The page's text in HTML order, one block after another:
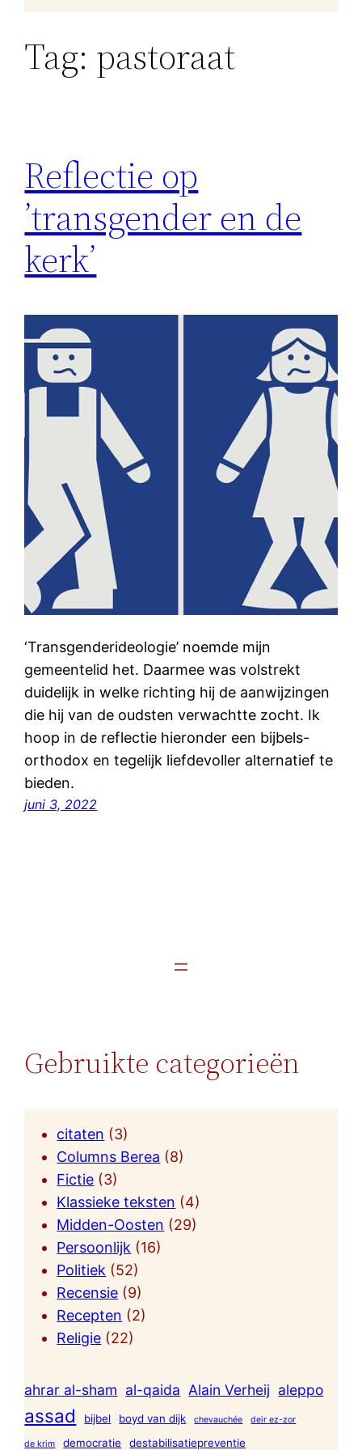
Tag: pastoraat
Reflectie op
’transgender en de
kerk’
‘Transgenderideologie’ noemde mijn
gemeentelid het. Daarmee was volstrekt
duidelijk in welke richting hij de aanwijzingen
die hij van de oudsten verwachtte zocht. Ik
hoop in de reflectie hieronder een bijbels-
orthodox en tegelijk liefdevoller alternatief te
bieden.
juni 3, 2022
Gebruikte categorieën
citaten (3)
Columns Berea (8)
Fictie (3)
Klassieke teksten (4)
Midden-Oosten (29)
Persoonlijk (16)
Politiek (52)
Recensie (9)
Recepten (2)
Religie (22)
ahrar al-sham al-qaida Alain Verheij aleppo
assad bijbel boyd van dijk chevauchée deir ez-zor
de krim democratie destabilisatiepreventie